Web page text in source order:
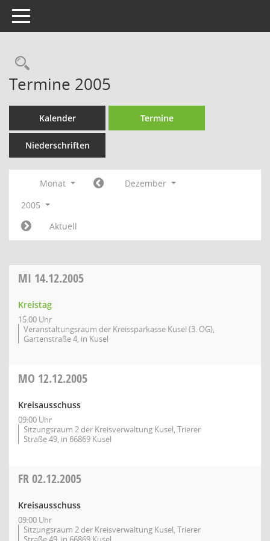
Toggle navigation
Rechercheauswahl
Termine 2005
Kalender Termine
Niederschriften
Monat
Dezember
2005
Aktuell
MI 14.12.2005
Kreistag
15:00 Uhr
Veranstaltungsraum der Kreissparkasse Kusel (3. OG),
Gartenstraße 4, in Kusel
MO 12.12.2005
Kreisausschuss
09:00 Uhr
Sitzungsraum 2 der Kreisverwaltung Kusel, Trierer
Straße 49, in 66869 Kusel
FR02.12.2005
Kreisausschuss
09:00 Uhr
Sitzungsraum 2 der Kreisverwaltung Kusel, Trierer